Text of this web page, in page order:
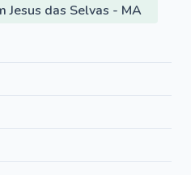
Jesus das Selvas - MA